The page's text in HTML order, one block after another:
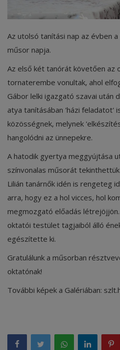
Képzéseink
Pályázatok
Dokumentumok
Menza
OM azonosító:203167 Tel.:(52)
411 674 E-
om Cím:Debrecen, Thomas Mann
E-Napló
Az utolsó tanítási nap az évben
műsor napja.
Az első két tanórát követően az
tornaterembe vonultak, ahol
Gábor lelki igazgató szavai után
atya tanításában 'házi feladatot'
közösségnek, melynek
hangolódni az ünnepekre.
A hatodik gyertya meggyújtása
színvonalas műsorát
Lilián tanárnők idén is rengeteg
arra, hogy ez a hol vicces, hol
megmozgató előadás
oktatói testület tagjaiból álló
egészítette ki.
Gratulálunk a műsorban
oktatónak!
További képek a Galériában: